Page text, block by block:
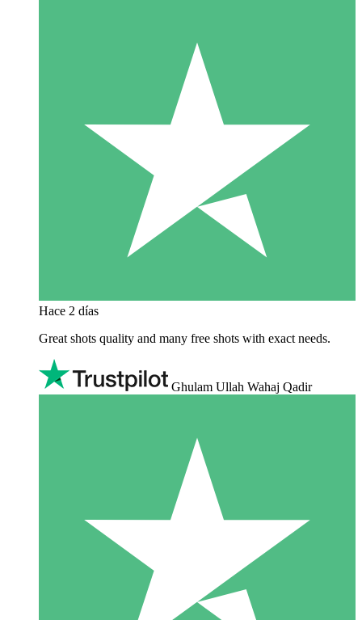
Hace 2 días
Great shots quality and many free shots with exact needs.
Ghulam Ullah Wahaj Qadir